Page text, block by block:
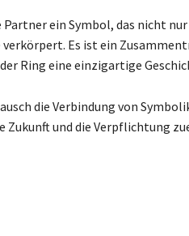
ein Symbol, das nicht
verkörpert. Es ist ein
Ring eine einzigartige
die Verbindung von
Zukunft und die Verpflichtung